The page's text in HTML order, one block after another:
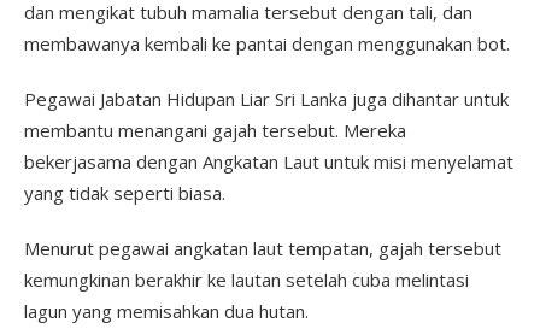
dan mengikat tubuh mamalia tersebut dengan tali, dan
membawanya kembali ke pantai dengan menggunakan bot.
Pegawai Jabatan Hidupan Liar Sri Lanka juga dihantar untuk
membantu menangani gajah tersebut. Mereka
bekerjasama dengan Angkatan Laut untuk misi menyelamat
yang tidak seperti biasa.
Menurut pegawai angkatan laut tempatan, gajah tersebut
kemungkinan berakhir ke lautan setelah cuba melintasi
lagun yang memisahkan dua hutan.